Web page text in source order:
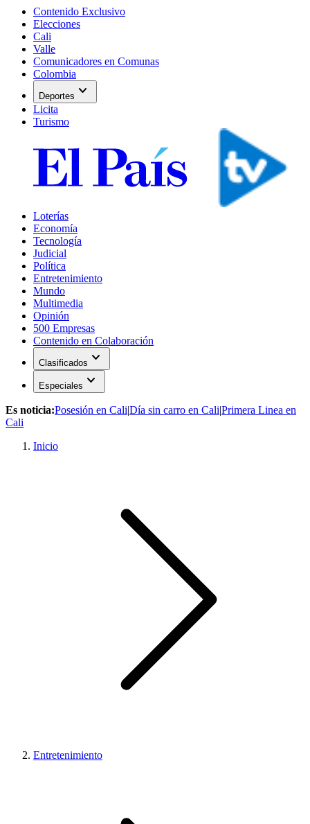
Contenido Exclusivo
Elecciones
Cali
Valle
Comunicadores en Comunas
Colombia
Deportes expand_more
Licita
Turismo
Loterías
Economía
Tecnología
Judicial
Política
Entretenimiento
Mundo
Multimedia
Opinión
500 Empresas
Contenido en Colaboración
Clasificados expand_more
Especiales expand_more
Es noticia:Posesión en Cali|Día sin carro en Cali|Primera Linea en
Cali
Inicio
Entretenimiento